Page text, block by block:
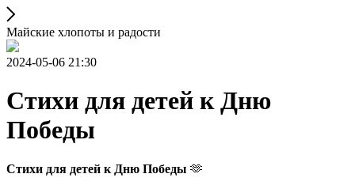
Майские хлопоты и радости
2024-05-06 21:30
Стихи для детей к Дню
Победы
Стихи для детей к Дню Победы 🫶